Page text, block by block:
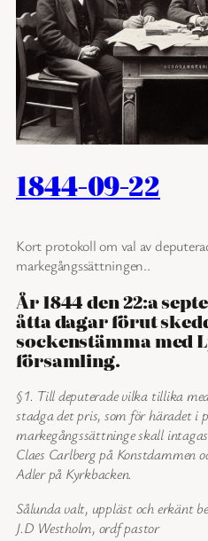
1844-09-22
Kort protokoll om val av
markegångssättningen..
År 1844 den 22:a
åtta dagar förut
sockenstämma med
församling.
§1. Till deputerade vilka tillika
stadga det pris, som för häradet i
markegångssättninge skall
Claes Carlberg på Konstdammen
Adler på Kyrkbacken.
Sålunda valt, uppläst och erkänt
J.D Westholm, ordf pastor